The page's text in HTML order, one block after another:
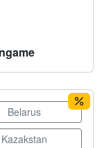
Belarus
Kazakstan